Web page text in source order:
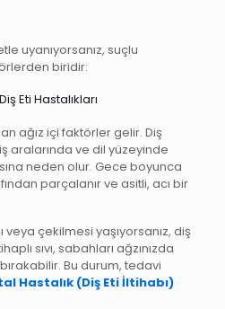
uyanıyorsanız, suçlu
biridir:
Eti Hastalıkları
ağız içi faktörler gelir. Diş
aralarında ve dil yüzeyinde
neden olur. Gece boyunca
parçalanır ve asitli, acı bir
çekilmesi yaşıyorsanız, diş
sıvı, sabahları ağzınızda
Bu durum, tedavi
Hastalık (Diş Eti İltihabı)